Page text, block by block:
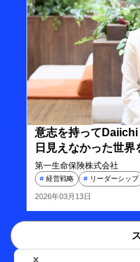
意志を持って
日見えなかった世界
第一生命保険株式会社
経営戦略 リーダーシップ
2026年03月13日